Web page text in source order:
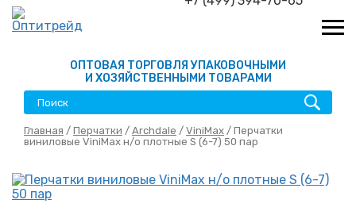
ОПТОВАЯ ТОРГОВЛЯ УПАКОВОЧНЫМИ
И ХОЗЯЙСТВЕННЫМИ ТОВАРАМИ
Главная / Перчатки / Archdale / ViniMax / Перчатки
виниловые ViniMax н/о плотные S (6-7) 50 пар